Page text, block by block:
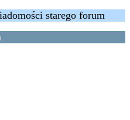
starego forum